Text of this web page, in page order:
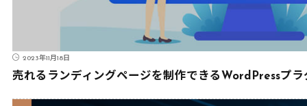
2023年11月18日
売れるランディングページを制作できるWordPressプラ